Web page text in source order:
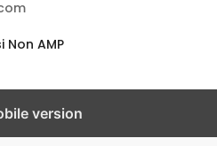
Non AMP
version